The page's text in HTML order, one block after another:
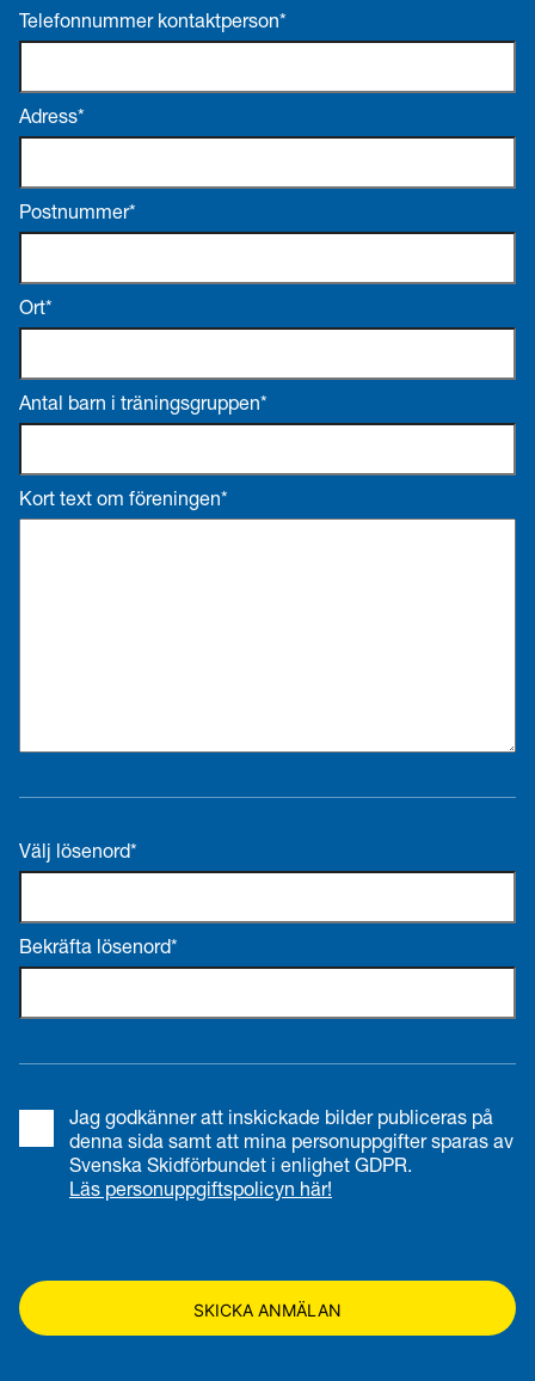
Telefonnummer kontaktperson*
Adress*
Postnummer*
Ort*
Antal barn i träningsgruppen*
Kort text om föreningen*
Välj lösenord*
Bekräfta lösenord*
Jag godkänner att inskickade bilder publiceras på
denna sida samt att mina personuppgifter sparas av
Svenska Skidförbundet i enlighet GDPR.
Läs personuppgiftspolicyn här!